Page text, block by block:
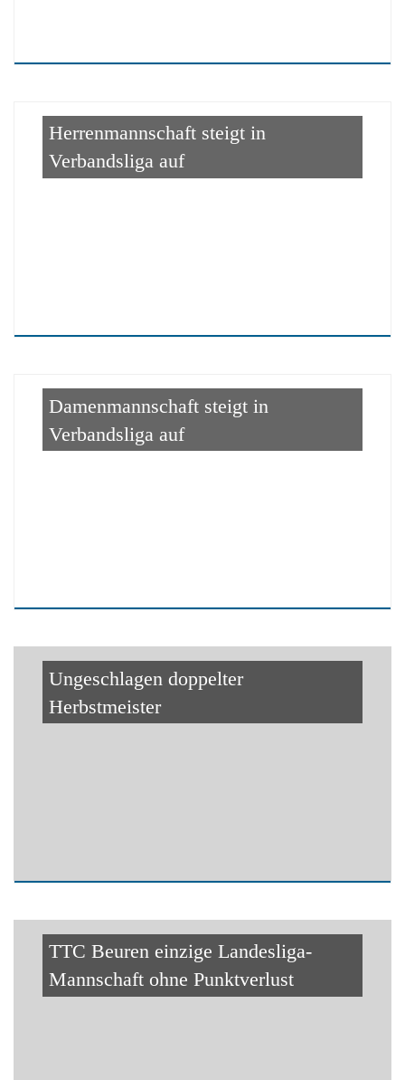
Herrenmannschaft steigt in
Verbandsliga auf
Damenmannschaft steigt in
Verbandsliga auf
Ungeschlagen doppelter
Herbstmeister
TTC Beuren einzige Landesliga-
Mannschaft ohne Punktverlust